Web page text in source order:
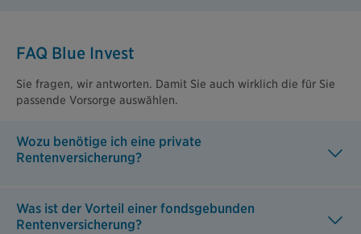
FAQ Blue Invest
Sie fragen, wir antworten. Damit Sie auch wirklich die für Sie
passende Vorsorge auswählen.
Wozu benötige ich eine private
Rentenversicherung?
Was ist der Vorteil einer fondsgebunden
Rentenversicherung?